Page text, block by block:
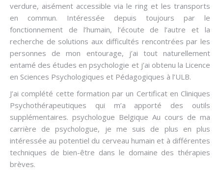
verdure, aisément accessible via le ring et les transports
en commun. Intéressée depuis toujours par le
fonctionnement de l’humain, l’écoute de l’autre et la
recherche de solutions aux difficultés rencontrées par les
personnes de mon entourage, j’ai tout naturellement
entamé des études en psychologie et j’ai obtenu la Licence
en Sciences Psychologiques et Pédagogiques à l’ULB.
J’ai complété cette formation par un Certificat en Cliniques
Psychothérapeutiques qui m’a apporté des outils
supplémentaires. psychologue Belgique Au cours de ma
carrière de psychologue, je me suis de plus en plus
intéressée au potentiel du cerveau humain et à différentes
techniques de bien-être dans le domaine des thérapies
brèves.